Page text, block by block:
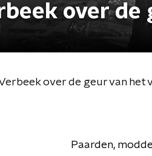
over
over de geur van het
Paarden,